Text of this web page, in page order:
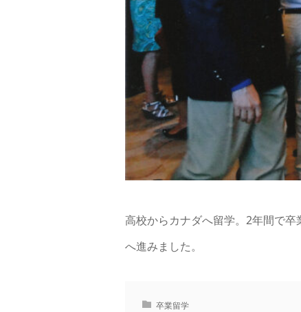
高校からカナダへ留学。2年間で
へ進みました。
卒業留学